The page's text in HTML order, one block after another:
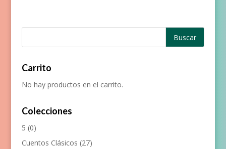
Carrito
No hay productos en el carrito.
Colecciones
5 (0)
Cuentos Clásicos (27)